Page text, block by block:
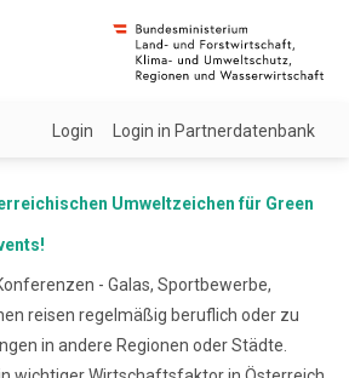
Login Login in Partnerdatenbank
Umweltzeichen für Green
- Galas, Sportbewerbe,
reisen regelmäßig beruflich oder zu
in andere Regionen oder Städte.